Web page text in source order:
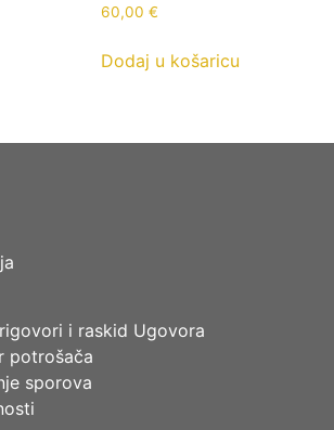
60,00 €
Dodaj u košaricu
i raskid Ugovora
potrošača
sporova